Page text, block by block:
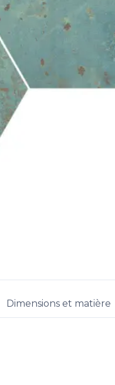
Dimensions et matière